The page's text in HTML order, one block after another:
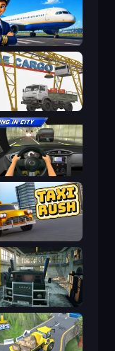
Idle Airport Tycoon
The Cargo
Racing in City
Taxi Rush
Kamaz Truck Driver